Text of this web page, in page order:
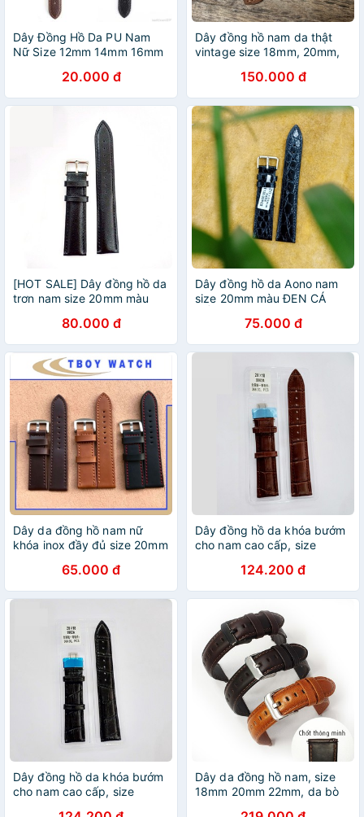
Dây Đồng Hồ Da PU Nam
Nữ Size 12mm 14mm 16mm
20.000 đ
Dây đồng hồ nam da thật
vintage size 18mm, 20mm,
150.000 đ
[HOT SALE] Dây đồng hồ da
trơn nam size 20mm màu
80.000 đ
Dây đồng hồ da Aono nam
size 20mm màu ĐEN CÁ
75.000 đ
Dây da đồng hồ nam nữ
khóa inox đầy đủ size 20mm
65.000 đ
Dây đồng hồ da khóa bướm
cho nam cao cấp, size
124.200 đ
Dây đồng hồ da khóa bướm
cho nam cao cấp, size
Dây da đồng hồ nam, size
18mm 20mm 22mm, da bò